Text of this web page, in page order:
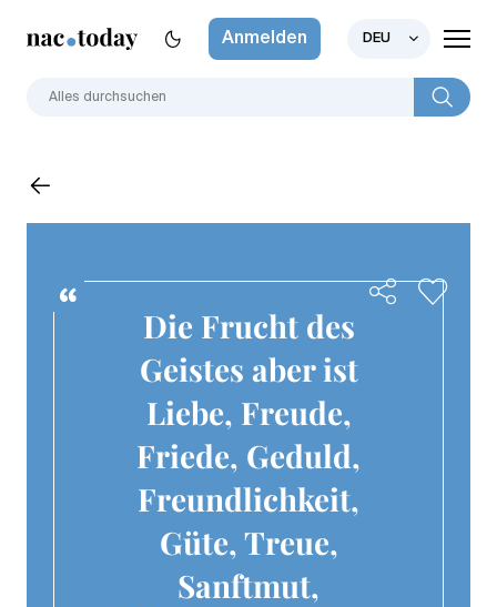
Anmelden DEU
Die Frucht des
Geistes aber ist
Liebe, Freude,
Friede, Geduld,
Freundlichkeit,
Güte, Treue,
Sanftmut,